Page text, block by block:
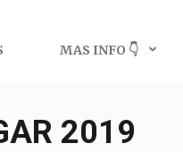
MAS INFO 👇
2019